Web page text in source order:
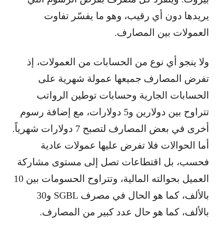
يريدها دون أي رقيب، وهو ما يفسّر تفاوت
العمولات بين المصارف.
ولا ينجو أي نوع من الحسابات من العمولات، إذ
تفرض المصارف جميعها عمولة شهرية على
الحسابات الجارية وحسابات توطين الرواتب
تتراوح بين دولارين و5 دولارات، مع إضافة رسوم
أخرى في بعض المصارف لتصبح 7 دولارات شهرياً.
أما الحوالات فلا تفرض عليها عمولات عادية
فحسب، بل اقتطاعات تصل إلى مستوى مشاركة
العميل بحوالته المالية، وتتراوح الحسومات بين 10
بالألف، كما هو الحال في مصرف SGBL و30
بالألف، كما هو حال عدد كبير من المصارف.